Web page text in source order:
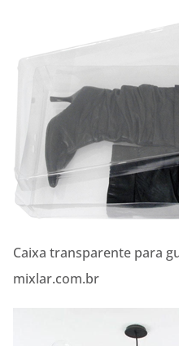
Caixa transparente para
mixlar.com.br